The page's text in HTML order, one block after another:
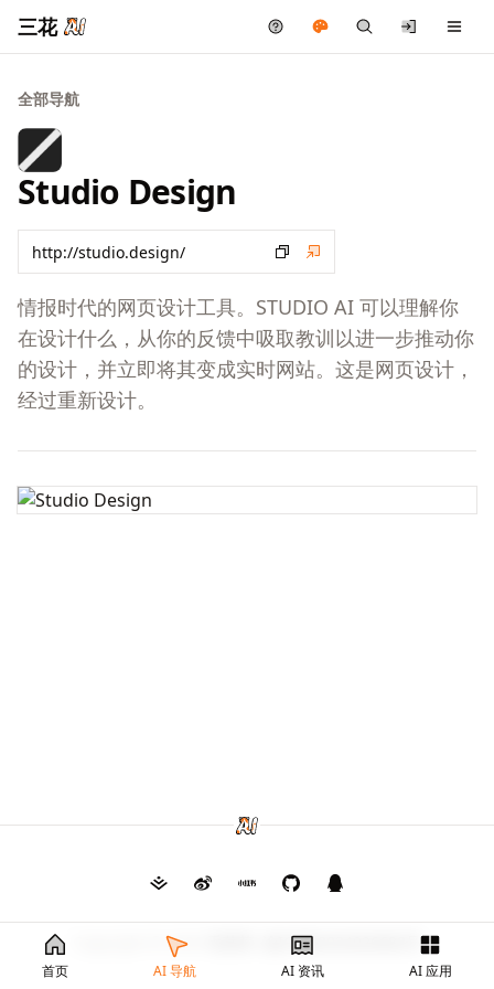
三花
全部导航
Studio Design
情报时代的网页设计工具。STUDIO AI 可以理解你
在设计什么，从你的反馈中吸取教训以进一步推动你
的设计，并立即将其变成实时网站。这是网页设计，
经过重新设计。
首页 AI 导航 AI 资讯 AI 应用
Copyright © 2026 渝ICP备2024026682号